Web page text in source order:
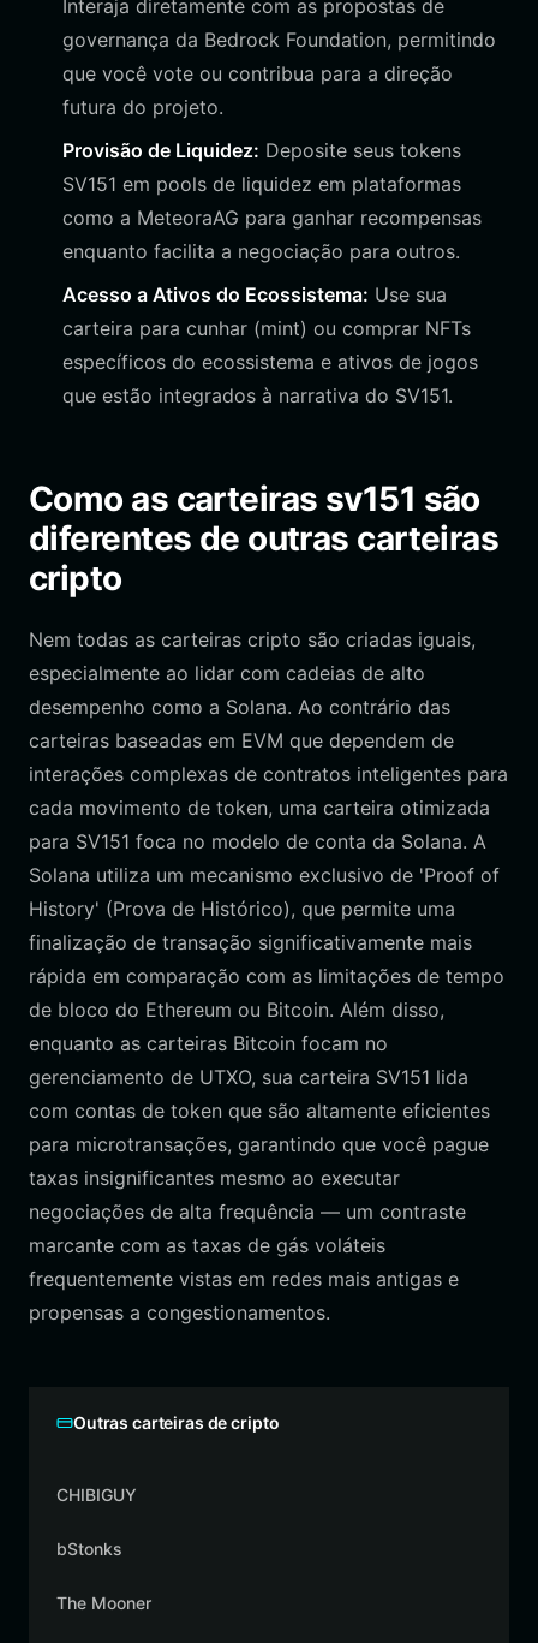
Interaja diretamente com as propostas de
governança da Bedrock Foundation, permitindo
que você vote ou contribua para a direção
futura do projeto.
Provisão de Liquidez: Deposite seus tokens
SV151 em pools de liquidez em plataformas
como a MeteoraAG para ganhar recompensas
enquanto facilita a negociação para outros.
Acesso a Ativos do Ecossistema: Use sua
carteira para cunhar (mint) ou comprar NFTs
específicos do ecossistema e ativos de jogos
que estão integrados à narrativa do SV151.
Como as carteiras sv151 são
diferentes de outras carteiras
cripto
Nem todas as carteiras cripto são criadas iguais,
especialmente ao lidar com cadeias de alto
desempenho como a Solana. Ao contrário das
carteiras baseadas em EVM que dependem de
interações complexas de contratos inteligentes para
cada movimento de token, uma carteira otimizada
para SV151 foca no modelo de conta da Solana. A
Solana utiliza um mecanismo exclusivo de 'Proof of
History' (Prova de Histórico), que permite uma
finalização de transação significativamente mais
rápida em comparação com as limitações de tempo
de bloco do Ethereum ou Bitcoin. Além disso,
enquanto as carteiras Bitcoin focam no
gerenciamento de UTXO, sua carteira SV151 lida
com contas de token que são altamente eficientes
para microtransações, garantindo que você pague
taxas insignificantes mesmo ao executar
negociações de alta frequência — um contraste
marcante com as taxas de gás voláteis
frequentemente vistas em redes mais antigas e
propensas a congestionamentos.
Outras carteiras de cripto
CHIBIGUY
bStonks
The Mooner